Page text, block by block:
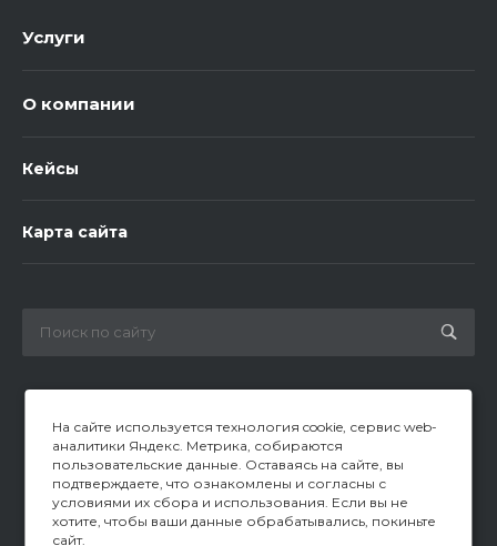
Услуги
О компании
Кейсы
Карта сайта
argongaz@mpakulev.ru
г. Челябинск, ул. Артиллерийская, 117/2
На сайте используется технология cookie, сервис web-
аналитики Яндекс. Метрика, собираются
пользовательские данные. Оставаясь на сайте, вы
подтверждаете, что ознакомлены и согласны с
условиями их сбора и использования. Если вы не
хотите, чтобы ваши данные обрабатывались, покиньте
сайт.